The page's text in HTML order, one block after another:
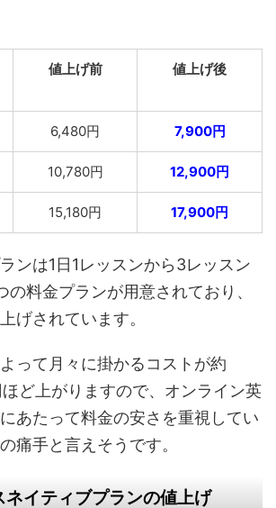
値上げ前 値上げ後
6,480円 7,900円
10,780円 12,900円
15,180円 17,900円
ンは1日1レッスンから3レッスン
の料金プランが用意されており、
げされています。
って月々に掛かるコストが約
ど上がりますので、オンライン英
あたって料金の安さを重視してい
痛手と言えそうです。
イティブプランの値上げ